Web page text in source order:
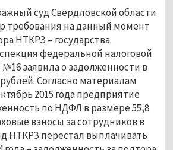
суд Свердловской области
требования на данный момент
НТКРЗ – государства.
федеральной налоговой
заявила о задолженности в
Согласно материалам
2015 года предприятие
по НДФЛ в размере 55,8
взносы за сотрудников в
НТКРЗ перестал выплачивать